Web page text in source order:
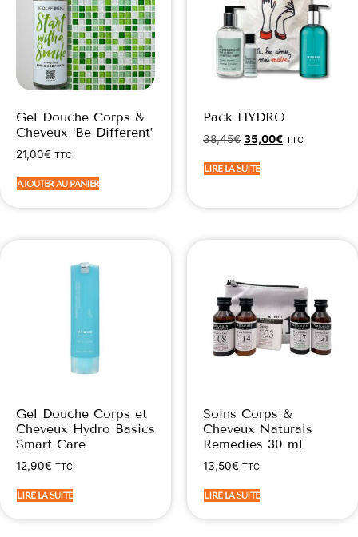
Gel Douche Corps &
Cheveux ‘Be Different’
21,00€ TTC
AJOUTER AU PANIER
Pack HYDRO
38,45€ 35,00€ TTC
LIRE LA SUITE
Gel Douche Corps et
Cheveux Hydro Basics
Smart Care
12,90€ TTC
LIRE LA SUITE
Soins Corps &
Cheveux Naturals
Remedies 30 ml
13,50€ TTC
LIRE LA SUITE